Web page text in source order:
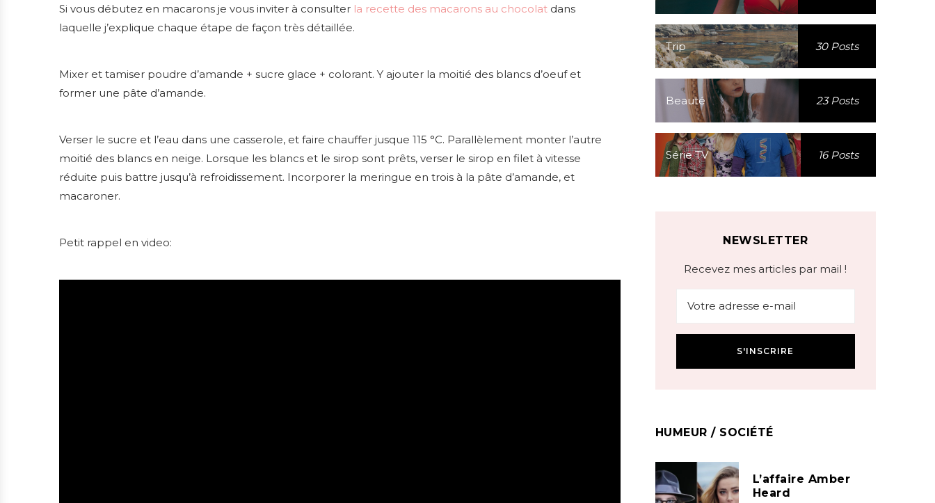
Si vous débutez en macarons je vous inviter à consulter la recette des macarons au chocolat dans
laquelle j’explique chaque étape de façon très détaillée.
Mixer et tamiser poudre d’amande + sucre glace + colorant. Y ajouter la moitié des blancs d’oeuf et
former une pâte d’amande.
Verser le sucre et l’eau dans une casserole, et faire chauffer jusque 115 °C. Parallèlement monter l’autre
moitié des blancs en neige. Lorsque les blancs et le sirop sont prêts, verser le sirop en filet à vitesse
réduite puis battre jusqu’à refroidissement. Incorporer la meringue en trois à la pâte d’amande, et
macaroner.
Petit rappel en video:
Trip 30 Posts
Beauté 23 Posts
Série TV 16 Posts
NEWSLETTER
Recevez mes articles par mail !
HUMEUR / SOCIÉTÉ
L’affaire Amber
Heard